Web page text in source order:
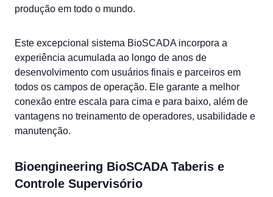
produção em todo o mundo.
Este excepcional sistema BioSCADA incorpora a
experiência acumulada ao longo de anos de
desenvolvimento com usuários finais e parceiros em
todos os campos de operação. Ele garante a melhor
conexão entre escala para cima e para baixo, além de
vantagens no treinamento de operadores, usabilidade e
manutenção.
Bioengineering BioSCADA Taberis e
Controle Supervisório